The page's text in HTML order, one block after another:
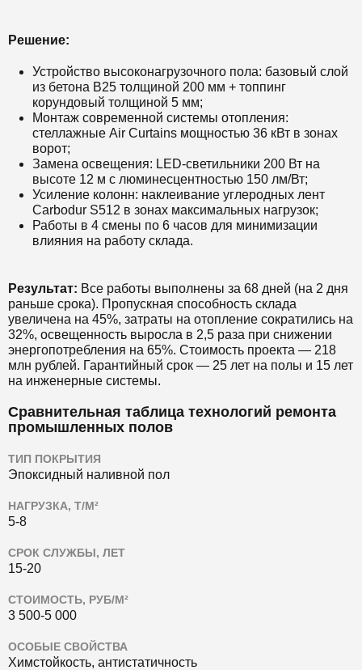
Решение:
Устройство высоконагрузочного пола: базовый слой
из бетона В25 толщиной 200 мм + топпинг
корундовый толщиной 5 мм;
Монтаж современной системы отопления:
стеллажные Air Curtains мощностью 36 кВт в зонах
ворот;
Замена освещения: LED-светильники 200 Вт на
высоте 12 м с люминесцентностью 150 лм/Вт;
Усиление колонн: наклеивание углеродных лент
Carbodur S512 в зонах максимальных нагрузок;
Работы в 4 смены по 6 часов для минимизации
влияния на работу склада.
Результат: Все работы выполнены за 68 дней (на 2 дня
раньше срока). Пропускная способность склада
увеличена на 45%, затраты на отопление сократились на
32%, освещенность выросла в 2,5 раза при снижении
энергопотребления на 65%. Стоимость проекта — 218
млн рублей. Гарантийный срок — 25 лет на полы и 15 лет
на инженерные системы.
Сравнительная таблица технологий ремонта
промышленных полов
ТИП ПОКРЫТИЯ
Эпоксидный наливной пол
НАГРУЗКА, Т/М²
5-8
СРОК СЛУЖБЫ, ЛЕТ
15-20
СТОИМОСТЬ, РУБ/М²
3 500-5 000
ОСОБЫЕ СВОЙСТВА
Химстойкость, антистатичность